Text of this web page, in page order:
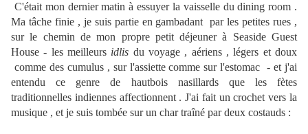
C'était mon dernier matin à essuyer la vaisselle du dining room .
Ma tâche finie , je suis partie en gambadant par les petites rues ,
sur le chemin de mon propre petit déjeuner à Seaside Guest
House - les meilleurs idlis du voyage , aériens , légers et doux
comme des cumulus , sur l'assiette comme sur l'estomac - et j'ai
entendu ce genre de hautbois nasillards que les fètes
traditionnelles indiennes affectionnent . J'ai fait un crochet vers la
musique , et je suis tombée sur un char traîné par deux costauds :